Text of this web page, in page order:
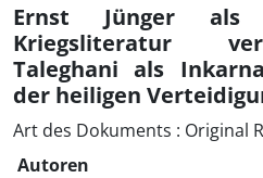
Ernst Jünger als
Kriegsliteratur
Taleghani als
der heiligen
Art des Dokuments : Original
Autoren